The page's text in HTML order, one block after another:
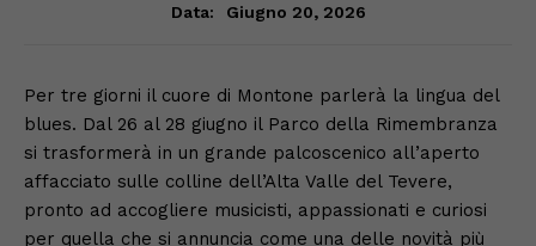
Data: Giugno 20, 2026
Per tre giorni il cuore di Montone parlerà la lingua del
blues. Dal 26 al 28 giugno il Parco della Rimembranza
si trasformerà in un grande palcoscenico all’aperto
affacciato sulle colline dell’Alta Valle del Tevere,
pronto ad accogliere musicisti, appassionati e curiosi
per quella che si annuncia come una delle novità più